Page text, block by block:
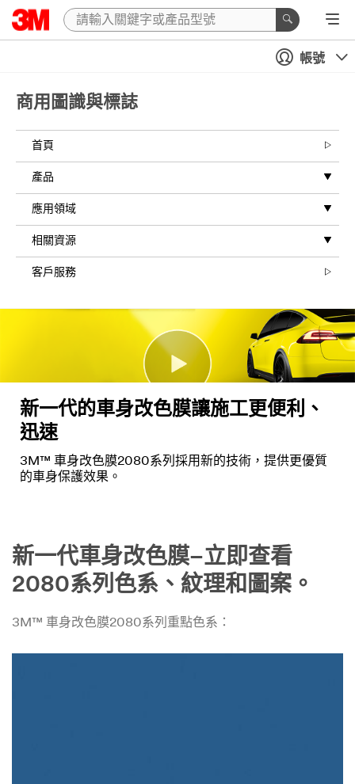
帳號
商用圖識與標誌
首頁
產品
應用領域​
相關資源​
客戶服務
新一代的車身改色膜讓施工更便利、
迅速
3M™ 車身改色膜2080系列採用新的技術，提供更優質
的車身保護效果。
新一代車身改色膜–立即查看
2080系列色系、紋理和圖案。
3M™ 車身改色膜2080系列重點色系：